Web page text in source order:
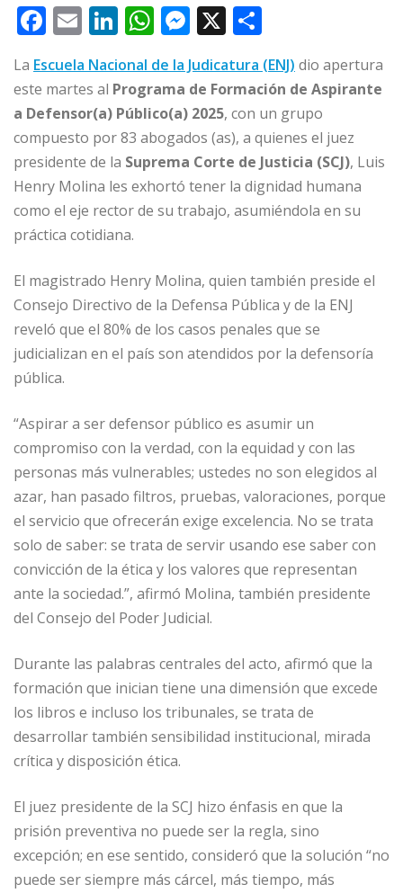
F
c
e
b
o
o
k
E
m
ai
l
Li
k
e
dI
n
W
h
at
s
A
p
p
M
e
ss
e
n
g
e
r
X
o
m
p
ar
ti
r
La Escuela Nacional de la Judicatura (ENJ) dio apertura
este martes al Programa de Formación de Aspirante
a Defensor(a) Público(a) 2025, con un grupo
compuesto por 83 abogados (as), a quienes el juez
presidente de la Suprema Corte de Justicia (SCJ), Luis
Henry Molina les exhortó tener la dignidad humana
como el eje rector de su trabajo, asumiéndola en su
práctica cotidiana.
El magistrado Henry Molina, quien también preside el
Consejo Directivo de la Defensa Pública y de la ENJ
reveló que el 80% de los casos penales que se
judicializan en el país son atendidos por la defensoría
pública.
“Aspirar a ser defensor público es asumir un
compromiso con la verdad, con la equidad y con las
personas más vulnerables; ustedes no son elegidos al
azar, han pasado filtros, pruebas, valoraciones, porque
el servicio que ofrecerán exige excelencia. No se trata
solo de saber: se trata de servir usando ese saber con
convicción de la ética y los valores que representan
ante la sociedad.”, afirmó Molina, también presidente
del Consejo del Poder Judicial.
Durante las palabras centrales del acto, afirmó que la
formación que inician tiene una dimensión que excede
los libros e incluso los tribunales, se trata de
desarrollar también sensibilidad institucional, mirada
crítica y disposición ética.
El juez presidente de la SCJ hizo énfasis en que la
prisión preventiva no puede ser la regla, sino
excepción; en ese sentido, consideró que la solución “no
puede ser siempre más cárcel, más tiempo, más